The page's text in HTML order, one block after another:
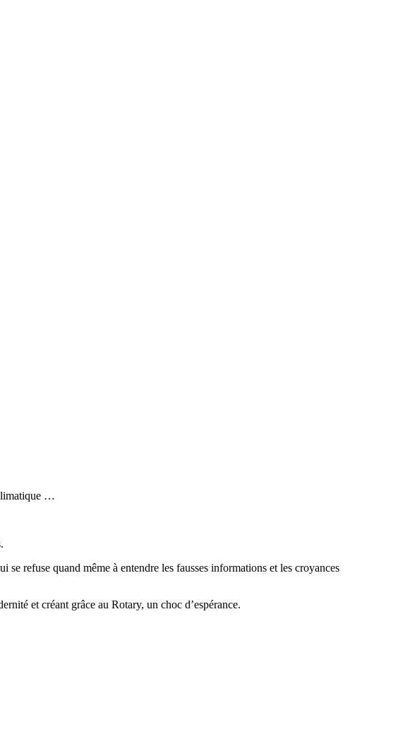
…
refuse quand même à entendre les fausses informations et les croyances
et créant grâce au Rotary, un choc d’espérance.